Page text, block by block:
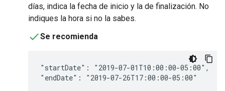
días, indica la fecha de inicio y la de finalización. No
indiques la hora si no la sabes.
Se recomienda
"startDate": "2019-07-01T10:00:00-05:00",
"endDate": "2019-07-26T17:00:00-05:00"